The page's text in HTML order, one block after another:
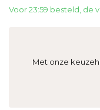
Voor 23:59 besteld, de
Met onze